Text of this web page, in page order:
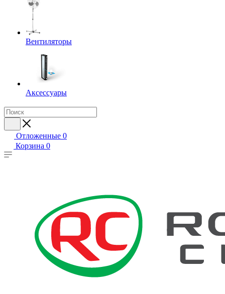
Вентиляторы
Аксессуары
Отложенные 0
Корзина 0